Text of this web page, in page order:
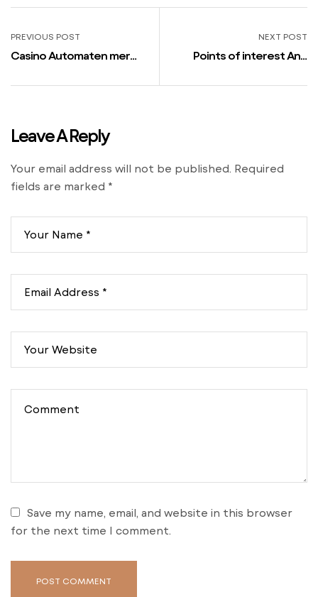
PREVIOUS POST
Casino Automaten mer
Spielen
NEXT POST
Points of interest And
Build up Draw Of Casino,
Leave A Reply
Your email address will not be published. Required
fields are marked *
Save my name, email, and website in this browser
for the next time I comment.
POST COMMENT